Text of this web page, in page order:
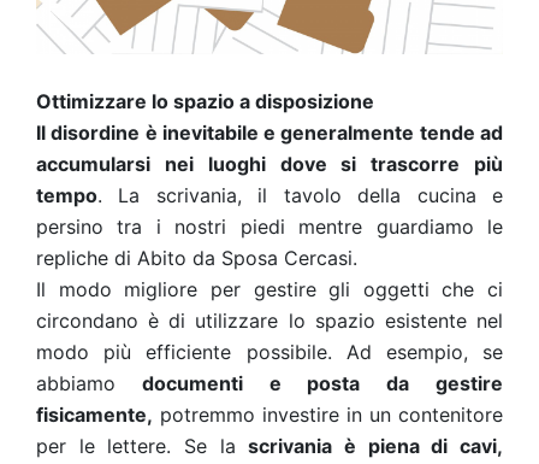
Ottimizzare lo spazio a disposizione
Il disordine è inevitabile e generalmente tende ad
accumularsi nei luoghi dove si trascorre più
tempo. La scrivania, il tavolo della cucina e
persino tra i nostri piedi mentre guardiamo le
repliche di Abito da Sposa Cercasi.
Il modo migliore per gestire gli oggetti che ci
circondano è di utilizzare lo spazio esistente nel
modo più efficiente possibile. Ad esempio, se
abbiamo documenti e posta da gestire
fisicamente, potremmo investire in un contenitore
per le lettere. Se lascrivania è piena di cavi,